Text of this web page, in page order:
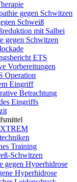
gegen Schwitzen
Schweiß
mit Salbei
gegen Schwitzen
ETS
Vorbereitungen
Operation
Eingriff
Betrachtung
Eingriffs
Training
Schwitzen
gegen Hyperhidrose
Hyperhidrose